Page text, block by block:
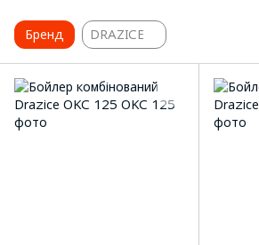
Бренд DRAZICE